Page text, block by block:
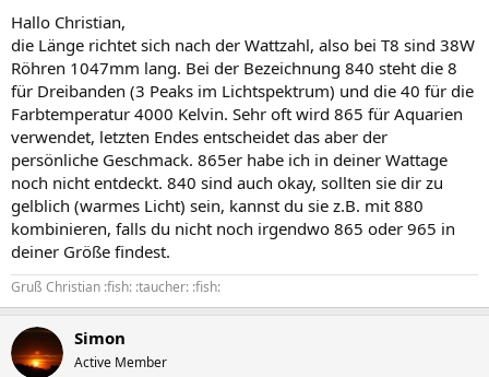
Hallo Christian,
die Länge richtet sich nach der Wattzahl, also bei T8 sind 38W
Röhren 1047mm lang. Bei der Bezeichnung 840 steht die 8
für Dreibanden (3 Peaks im Lichtspektrum) und die 40 für die
Farbtemperatur 4000 Kelvin. Sehr oft wird 865 für Aquarien
verwendet, letzten Endes entscheidet das aber der
persönliche Geschmack. 865er habe ich in deiner Wattage
noch nicht entdeckt. 840 sind auch okay, sollten sie dir zu
gelblich (warmes Licht) sein, kannst du sie z.B. mit 880
kombinieren, falls du nicht noch irgendwo 865 oder 965 in
deiner Größe findest.
Gruß Christian :fish: :taucher: :fish:
Simon
Active Member